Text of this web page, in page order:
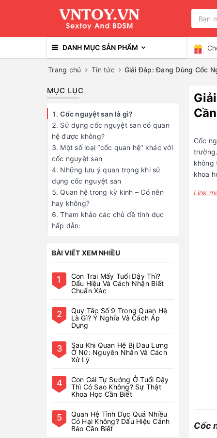
DANH MỤC SẢN PHẨM
Trang chủ Tin tức Giải Đáp: Đang Dùng Cốc
Cốc
không
khoa
Link
Cốc
MỤC LỤC
Cốc nguyệt san là gì?
Sử dụng cốc nguyệt san có quan
hệ được không?
Một số loại “cốc quan hệ” khác với
cốc nguyệt san
Những lưu ý quan trọng khi sử
dụng cốc nguyệt san
Quan hệ trong kỳ kinh – Có nên
hay không?
Tham khảo các chủ đề tình dục
hấp dẫn:
BÀI VIẾT XEM NHIỀU
1
Con Trai Mấy Tuổi Dậy Thì?
Dấu Hiệu Và Cách Nhận Biết
Chuẩn Xác
2
Quy Tắc Số 9 Trong Quan Hệ
Là Gì? Ý Nghĩa Và Cách Áp
Dụng
3
Sau Khi Quan Hệ Bị Đau Lưng
Ở Nữ: Nguyên Nhân Và Cách
Xử Lý
4
Con Gái Tự Sướng Ở Tuổi Dậy
Thì Có Sao Không? Sự Thật
Khoa Học Cần Biết
5
Quan Hệ Tình Dục Quá Nhiều
Có Hại Không? Dấu Hiệu Cảnh
Báo Cần Biết